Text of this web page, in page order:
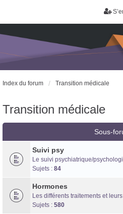
Index du forum Transition médicale
Transition médicale
Sous-
Suivi psy
Le suivi psychiatrique/
Sujets : 84
Hormones
Les différents traitements et
Sujets : 580